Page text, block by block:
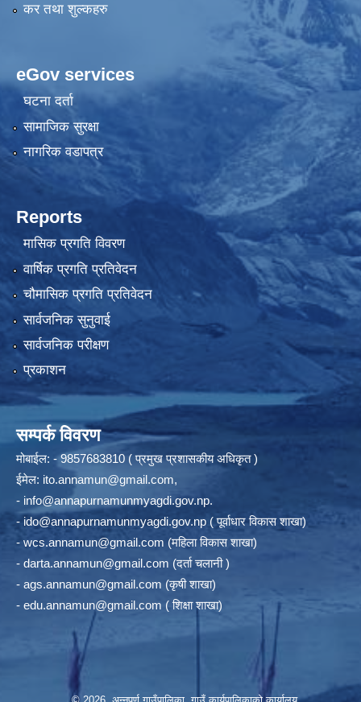
कर तथा शुल्कहरु
eGov services
घटना दर्ता
सामाजिक सुरक्षा
नागरिक वडापत्र
Reports
मासिक प्रगति विवरण
वार्षिक प्रगति प्रतिवेदन
चौमासिक प्रगति प्रतिवेदन
सार्वजनिक सुनुवाई
सार्वजनिक परीक्षण
प्रकाशन
सम्पर्क विवरण
मोबाईल: - 9857683810 ( प्रमुख प्रशासकीय अधिकृत )
ईमेल: ito.annamun@gmail.com,
- info@annapurnamunmyagdi.gov.np.
- ido@annapurnamunmyagdi.gov.np ( पूर्वाधार विकास शाखा)
- wcs.annamun@gmail.com (महिला विकास शाखा)
- darta.annamun@gmail.com (दर्ता चलानी )
- ags.annamun@gmail.com (कृषी शाखा)
- edu.annamun@gmail.com ( शिक्षा शाखा)